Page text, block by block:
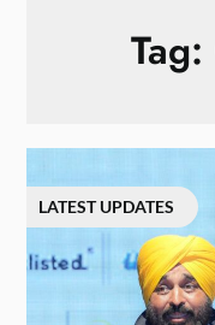
Tag:
LATEST UPDATES